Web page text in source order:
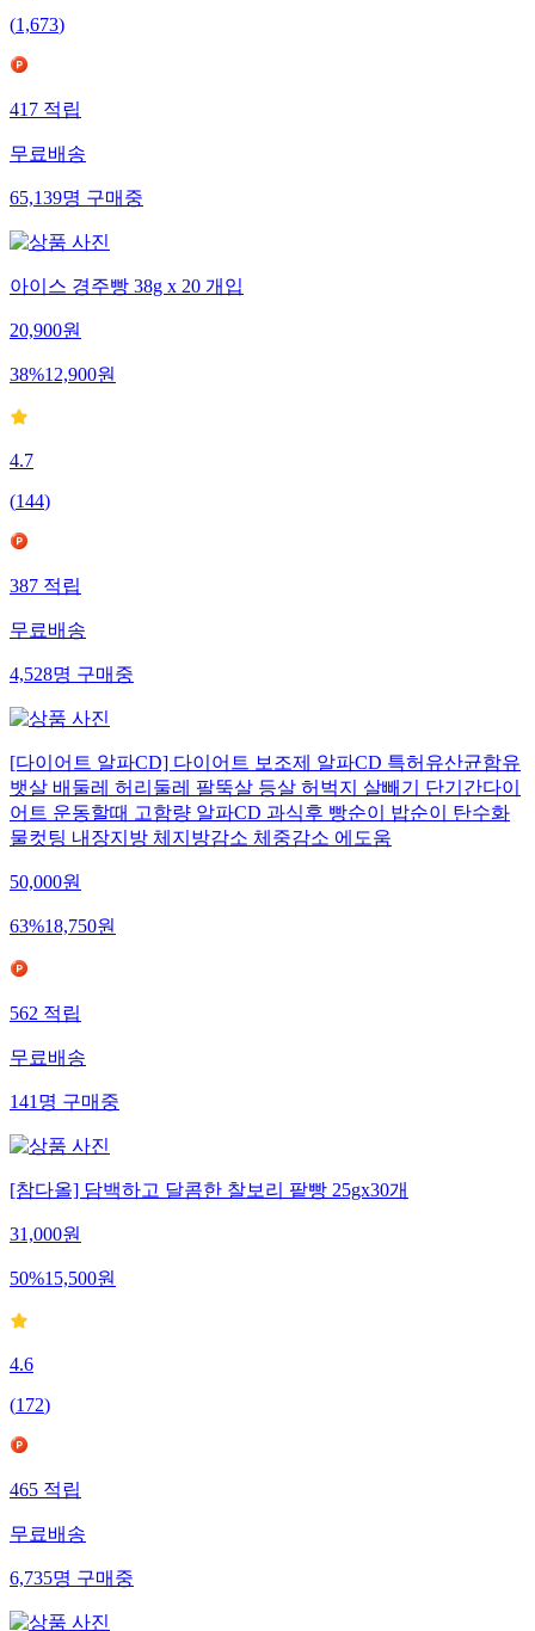
(1,673)
417적립
무료배송
65,139명구매중
아이스 경주빵 38g x 20 개입
20,900원
38%12,900원
4.7
(144)
387적립
무료배송
4,528명구매중
[다이어트 알파CD] 다이어트 보조제 알파CD 특허유산균함유
뱃살 배둘레 허리둘레 팔뚝살 등살 허벅지 살빼기 단기간다이
어트 운동할때 고함량 알파CD 과식후 빵순이 밥순이 탄수화
물컷팅 내장지방 체지방감소 체중감소 에도움
50,000원
63%18,750원
562적립
무료배송
141명구매중
[참다올] 담백하고 달콤한 찰보리 팥빵 25gx30개
31,000원
50%15,500원
4.6
(172)
465적립
무료배송
6,735명구매중